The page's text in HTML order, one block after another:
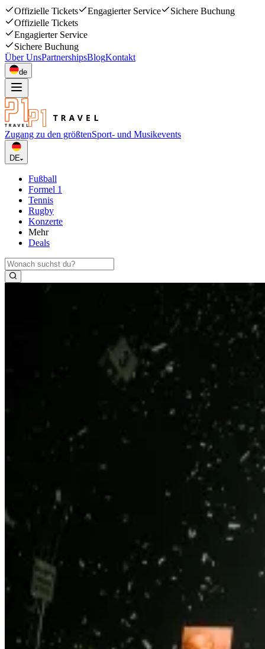
Offizielle Tickets Engagierter Service
Sichere Buchung
Offizielle Tickets
Engagierter Service
Sichere Buchung
Über UnsPartnershipsBlogKontakt
de
Zugang zu den größtenSport- und Musikevents
DE
Fußball
Formel 1
Tennis
Rugby
Konzerte
Mehr
Deals